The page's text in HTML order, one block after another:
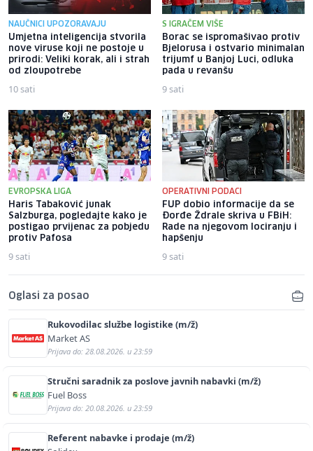
NAUČNICI UPOZORAVAJU
Umjetna inteligencija stvorila
nove viruse koji ne postoje u
prirodi: Veliki korak, ali i strah
od zloupotrebe
10 sati
S IGRAČEM VIŠE
Borac se ispromašivao protiv
Bjelorusa i ostvario minimalan
trijumf u Banjoj Luci, odluka
pada u revanšu
9 sati
EVROPSKA LIGA
Haris Tabaković junak
Salzburga, pogledajte kako je
postigao prvijenac za pobjedu
protiv Pafosa
9 sati
OPERATIVNI PODACI
FUP dobio informacije da se
Đorđe Ždrale skriva u FBiH:
Rade na njegovom lociranju i
hapšenju
9 sati
Oglasi za posao
Rukovodilac službe logistike (m/ž)
Market AS
Prijava do: 28.08.2026. u 23:59
Stručni saradnik za poslove javnih nabavki (m/ž)
Fuel Boss
Prijava do: 20.08.2026. u 23:59
Referent nabavke i prodaje (m/ž)